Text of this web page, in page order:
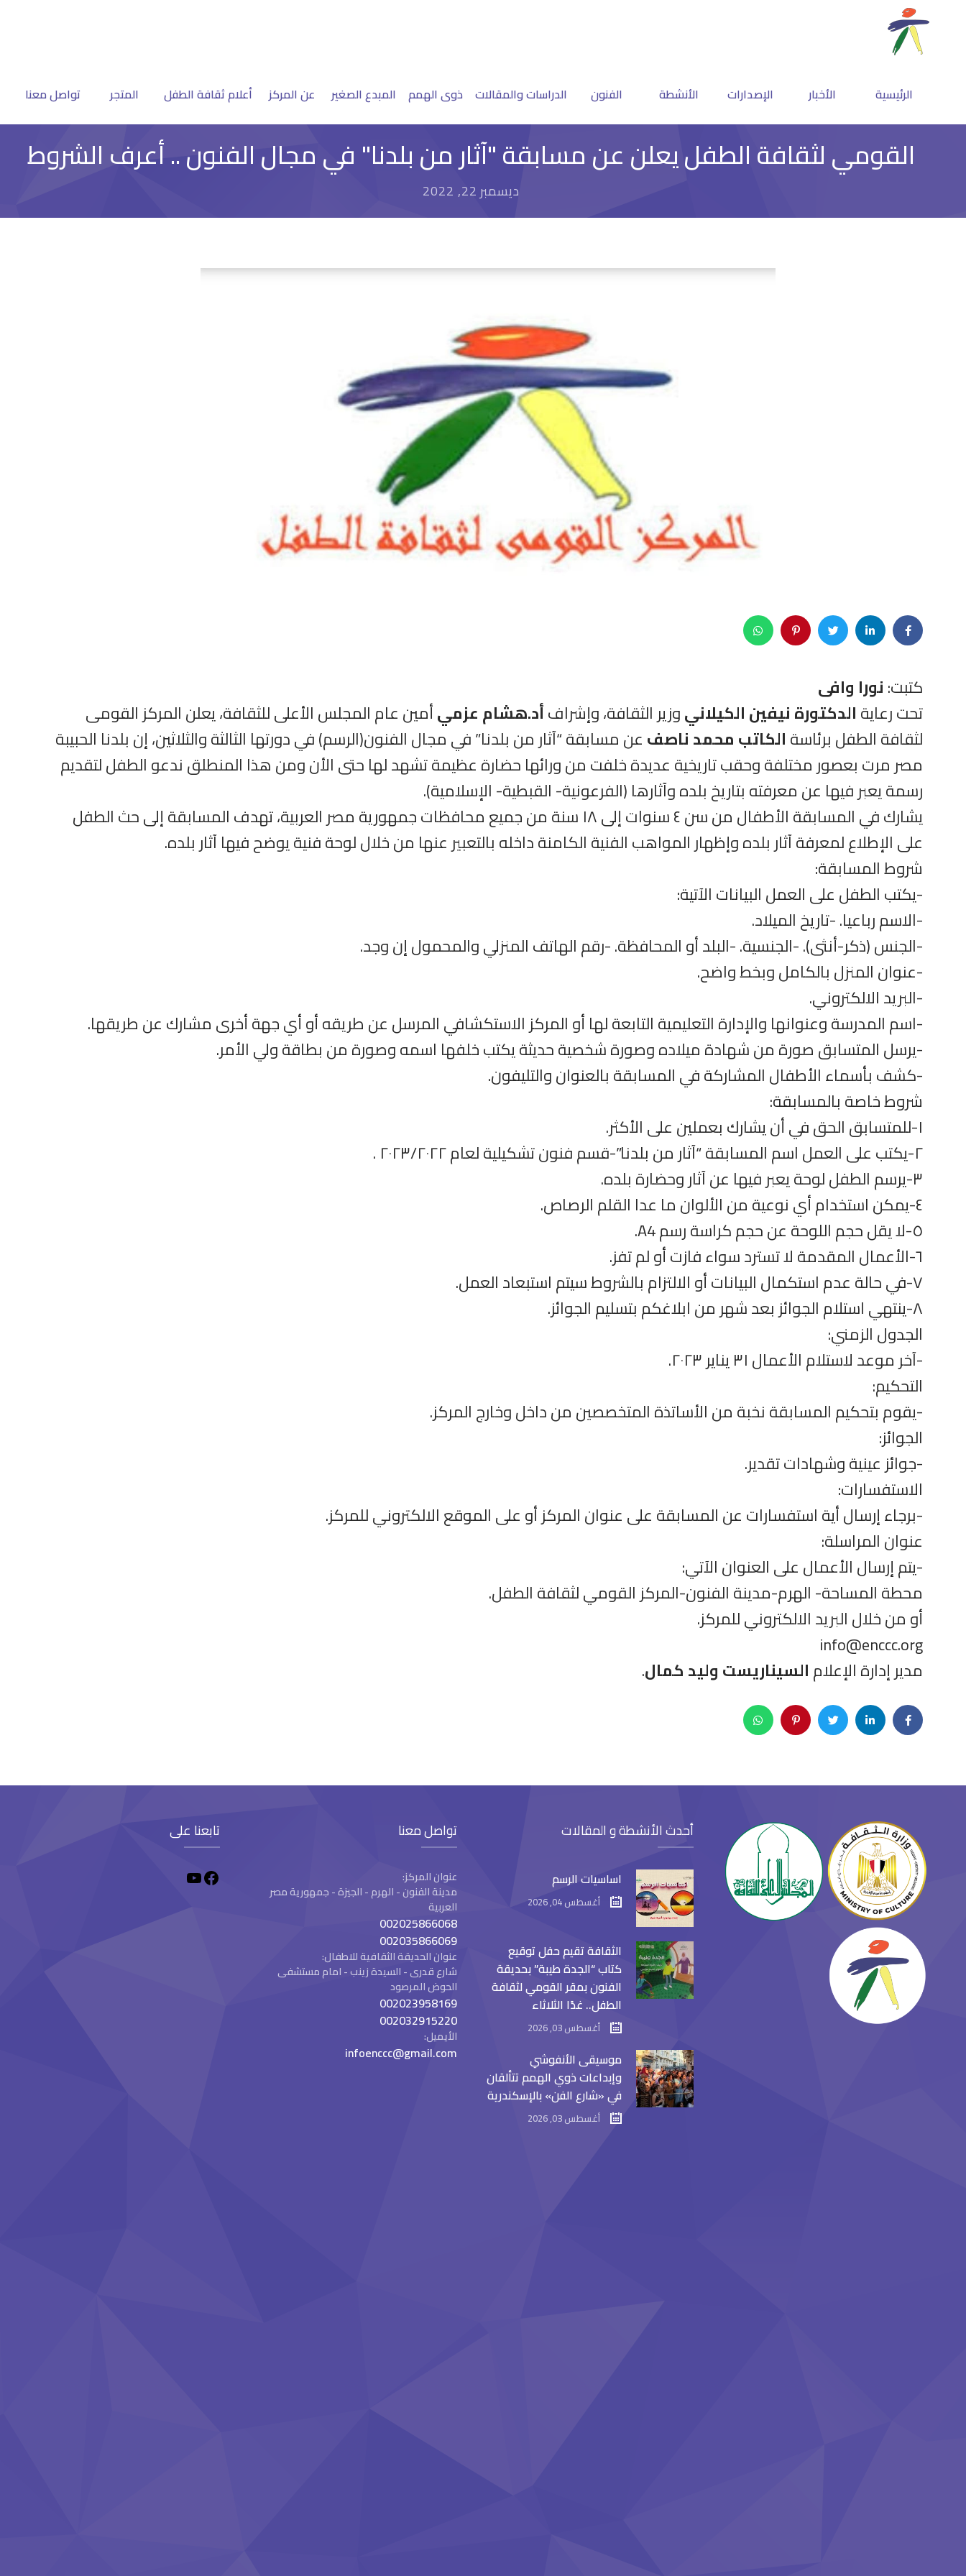
الرئيسية الأخبار الإصدارات الأنشطة الفنون الدراسات والمقالات ذوى الهمم المبدع الصغير عن المركز أعلام ثقافة الطفل المتجر تواصل معنا
القومي لثقافة الطفل يعلن عن مسابقة "آثار من بلدنا" في مجال الفنون .. أعرف الشروط
ديسمبر 22, 2022
كتبت:نورا وافى
تحت رعايةالدكتورة نيفين الكيلانيوزير الثقافة، وإشرافأد.هشام عزميأمين عام المجلس الأعلى للثقافة، يعلن المركز القومى
لثقافة الطفل برئاسةالكاتب محمد ناصفعن مسابقة “آثار من بلدنا” في مجال الفنون(الرسم) في دورتها الثالثة والثلاثين، إن بلدنا الحبيبة
مصر مرت بعصور مختلفة وحقب تاريخية عديدة خلفت من ورائها حضارة عظيمة تشهد لها حتى الأن ومن هذا المنطلق ندعو الطفل لتقديم
رسمة يعبر فيها عن معرفته بتاريخ بلده وآثارها (الفرعونية- القبطية- الإسلامية).
يشارك في المسابقة الأطفال من سن ٤ سنوات إلى ١٨ سنة من جميع محافظات جمهورية مصر العربية، تهدف المسابقة إلى حث الطفل
على الإطلاع لمعرفة آثار بلده وإظهار المواهب الفنية الكامنة داخله بالتعبير عنها من خلال لوحة فنية يوضح فيها آثار بلده.
شروط المسابقة:
-يكتب الطفل على العمل البيانات الآتية:
-الاسم رباعيا. -تاريخ الميلاد.
-الجنس (ذكر-أنثى). -الجنسية. -البلد أو المحافظة. -رقم الهاتف المنزلي والمحمول إن وجد.
-عنوان المنزل بالكامل وبخط واضح.
-البريد الالكتروني.
-اسم المدرسة وعنوانها والإدارة التعليمية التابعة لها أو المركز الاستكشافي المرسل عن طريقه أو أي جهة أخرى مشارك عن طريقها.
-يرسل المتسابق صورة من شهادة ميلاده وصورة شخصية حديثة يكتب خلفها اسمه وصورة من بطاقة ولي الأمر.
-كشف بأسماء الأطفال المشاركة في المسابقة بالعنوان والتليفون.
شروط خاصة بالمسابقة:
١-للمتسابق الحق في أن يشارك بعملين على الأكثر.
٢-يكتب على العمل اسم المسابقة “آثار من بلدنا”-قسم فنون تشكيلية لعام ٢٠٢٣/٢٠٢٢ .
٣-يرسم الطفل لوحة يعبر فيها عن آثار وحضارة بلده.
٤-يمكن استخدام أي نوعية من الألوان ما عدا القلم الرصاص.
٥-لا يقل حجم اللوحة عن حجم كراسة رسم A4.
٦-الأعمال المقدمة لا تسترد سواء فازت أو لم تفز.
٧-في حالة عدم استكمال البيانات أو الالتزام بالشروط سيتم استبعاد العمل.
٨-ينتهي استلام الجوائز بعد شهر من ابلاغكم بتسليم الجوائز.
الجدول الزمني:
-آخر موعد لاستلام الأعمال ٣١ يناير ٢٠٢٣.
التحكيم:
-يقوم بتحكيم المسابقة نخبة من الأساتذة المتخصصين من داخل وخارج المركز.
الجوائز:
-جوائز عينية وشهادات تقدير.
الاستفسارات:
-برجاء إرسال أية استفسارات عن المسابقة على عنوان المركز أو على الموقع الالكتروني للمركز.
عنوان المراسلة:
-يتم إرسال الأعمال على العنوان الآتي:
محطة المساحة- الهرم-مدينة الفنون-المركز القومي لثقافة الطفل.
أو من خلال البريد الالكتروني للمركز.
info@enccc.org
مدير إدارة الإعلامالسيناريست وليد كمال.
تابعنا على تواصل معنا
عنوان المركز:
مدينة الفنون - الهرم - الجيزة - جمهورية مصر
العربية
002025866068
002035866069
عنوان الحديقة الثقافية للاطفال:
شارع قدرى - السيدة زينب - امام مستشفى
الحوض المرصود
002023958169
002032915220
الأيميل:
infoenccc@gmail.com
أحدث الأنشطة و المقالات
اساسيات الرسم
أغسطس 04, 2026
الثقافة تقيم حفل توقيع
كتاب “الجدة طيبة” بحديقة
الفنون بمقر القومي لثقافة
الطفل.. غدًا الثلاثاء
أغسطس 03, 2026
موسيقى الأنفوشي
وإبداعات ذوي الهمم تتألقان
في «شارع الفن» بالإسكندرية
أغسطس 03, 2026